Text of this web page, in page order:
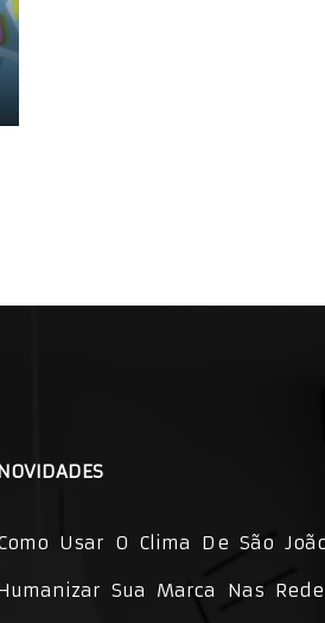
NOVIDADES
Usar O Clima De São
Sua Marca Nas